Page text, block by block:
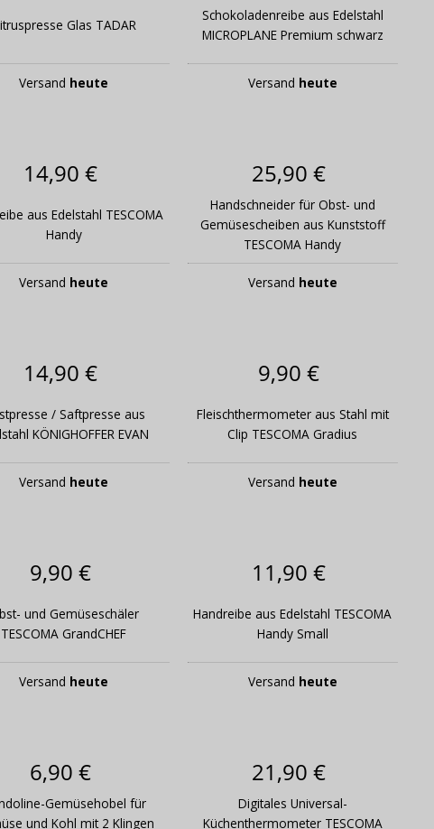
Glas TADAR
Versand heute
Schokoladenreibe aus Edelstahl
MICROPLANE Premium schwarz
Versand heute
14,90 €
aus Edelstahl TESCOMA
Handy
Versand heute
25,90 €
Handschneider für Obst- und
Gemüsescheiben aus Kunststoff
TESCOMA Handy
Versand heute
14,90 €
/ Saftpresse aus
KÖNIGHOFFER EVAN
Versand heute
9,90 €
Fleischthermometer aus Stahl mit
Clip TESCOMA Gradius
Versand heute
9,90 €
und Gemüseschäler
TESCOMA GrandCHEF
Versand heute
11,90 €
Handreibe aus Edelstahl TESCOMA
Handy Small
Versand heute
6,90 €
Gemüsehobel für
und Kohl mit 2 Klingen
21,90 €
Digitales Universal-
Küchenthermometer TESCOMA